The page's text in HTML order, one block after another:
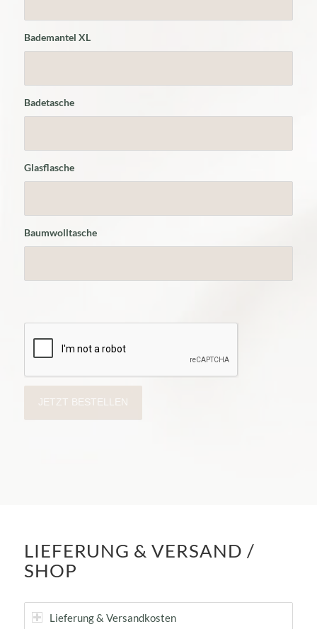
Bademantel XL
Badetasche
Glasflasche
Baumwolltasche
LIEFERUNG & VERSAND /
SHOP
Lieferung & Versandkosten